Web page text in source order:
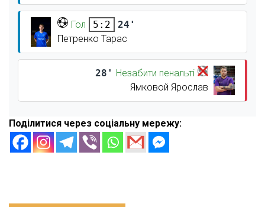
Гол 5:2
24'
Петренко Тарас
28' Незабити пенальті
Ямковой Ярослав
Поділитися через соціальну мережу: